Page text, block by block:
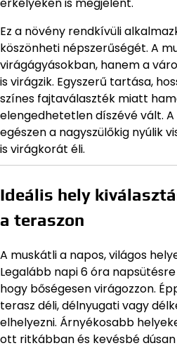
Ez a növény rendkívüli
köszönheti népszerűségét. A
virágágyásokban, hanem a
is virágzik. Egyszerű tartása,
színes fajtaválaszték miatt
elengedhetetlen díszévé vált.
egészen a nagyszülőkig nyúlik
is virágkorát éli.
Ideális hely
a teraszon
A muskátli a napos, világos
Legalább napi 6 óra
hogy bőségesen virágozzon.
terasz déli, délnyugati vagy
elhelyezni. Árnyékosabb
ott ritkábban és kevésbé dúsan